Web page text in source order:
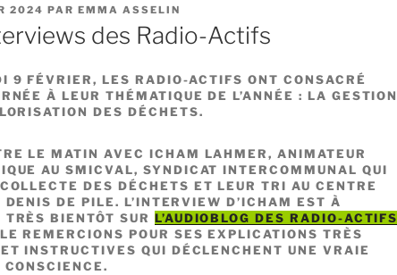
2024 PAR EMMA ASSELIN
des Radio-Actifs
9 FÉVRIER, LES RADIO-ACTIFS ONT CONSACRÉ
À LEUR THÉMATIQUE DE L’ANNÉE : LA GESTION
DES DÉCHETS.
LE MATIN AVEC ICHAM LAHMER, ANIMATEUR
AU SMICVAL, SYNDICAT INTERCOMMUNAL QUI
DES DÉCHETS ET LEUR TRI AU CENTRE
DE PILE. L’INTERVIEW D’ICHAM EST À
TRÈS BIENTÔT SUR L’AUDIOBLOG DES RADIO-ACTIFS
REMERCIONS POUR SES EXPLICATIONS TRÈS
INSTRUCTIVES QUI DÉCLENCHENT UNE VRAIE